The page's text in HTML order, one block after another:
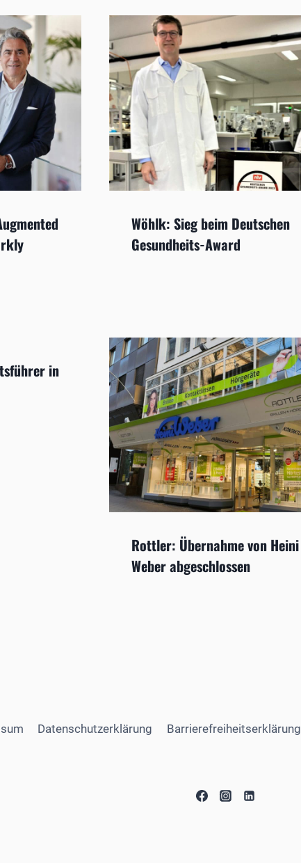
Wöhlk: Sieg beim Deutschen
Gesundheits-Award
in
Rottler: Übernahme von Heini
Weber abgeschlossen
Datenschutzerklärung Barrierefreiheitserklärung